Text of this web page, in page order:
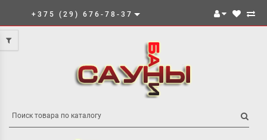
+375 (29) 676-78-37